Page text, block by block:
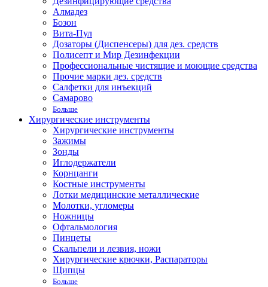
Алмадез
Бозон
Вита-Пул
Дозаторы (Диспенсеры) для дез. средств
Полисепт и Мир Дезинфекции
Профессиональные чистящие и моющие средства
Прочие марки дез. средств
Салфетки для инъекций
Самарово
Больше
Хирургические инструменты
Хирургические инструменты
Зажимы
Зонды
Иглодержатели
Корнцанги
Костные инструменты
Лотки медицинские металлические
Молотки, угломеры
Ножницы
Офтальмология
Пинцеты
Скальпели и лезвия, ножи
Хирургические крючки, Распараторы
Щипцы
Больше